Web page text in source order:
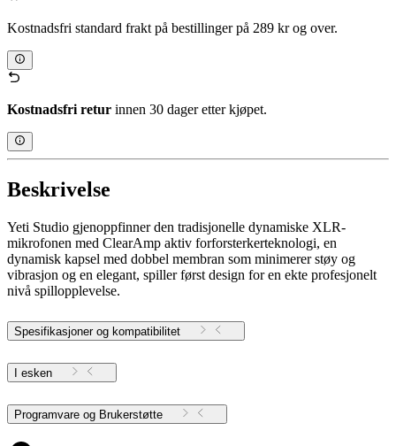
Kostnadsfri standard frakt på bestillinger på 289 kr og over.
Kostnadsfri retur innen 30 dager etter kjøpet.
Beskrivelse
Yeti Studio gjenoppfinner den tradisjonelle dynamiske XLR-
mikrofonen med ClearAmp aktiv forforsterkerteknologi, en
dynamisk kapsel med dobbel membran som minimerer støy og
vibrasjon og en elegant, spiller først design for en ekte profesjonelt
nivå spillopplevelse.
Spesifikasjoner og kompatibilitet
I esken
Programvare og Brukerstøtte